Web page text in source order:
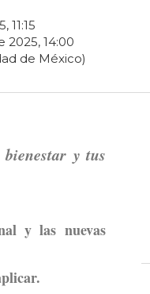
, 11:15
2025, 14:00
de México)
y tus
y las nuevas